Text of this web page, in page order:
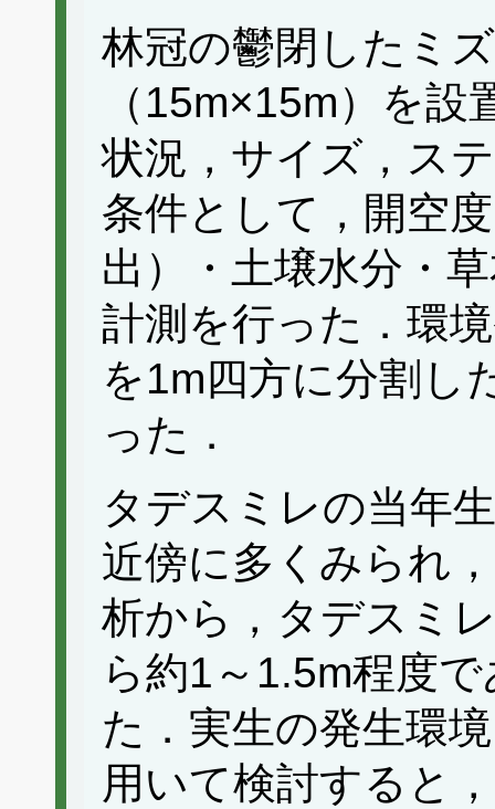
林冠の鬱閉したミ
（15m×15m）を
状況，サイズ，ス
条件として，開空
出）・土壌水分・
計測を行った．環
を1m四方に分割し
った．
タデスミレの当年
近傍に多くみられ
析から，タデスミ
ら約1～1.5m程度
た．実生の発生環
用いて検討すると